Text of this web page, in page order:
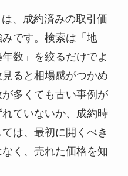
、成約済みの取引価
です。検索は「地
数」を絞るだけでよ
ると相場感がつかめ
多くても古い事例が
ていないか、成約時
は、最初に開くべき
く、売れた価格を知